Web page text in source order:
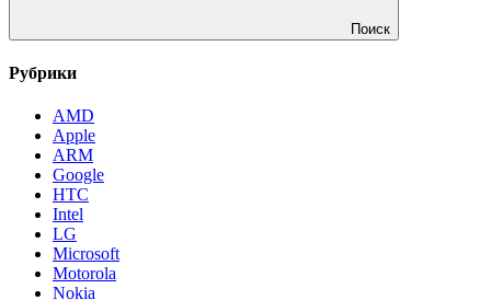
Поиск
Рубрики
AMD
Apple
ARM
Google
HTC
Intel
LG
Microsoft
Motorola
Nokia